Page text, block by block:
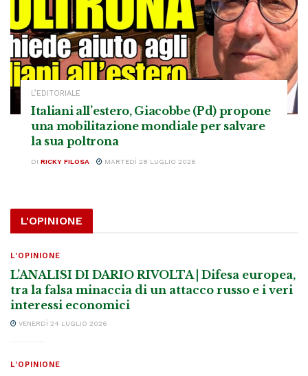
L’EDITORIALE
Italiani all’estero, Giacobbe (Pd) propone
una mobilitazione mondiale per salvare
la sua poltrona
DI RICKY FILOSA MARTEDÌ 28 LUGLIO 2026
L'OPINIONE
L'OPINIONE
L’ANALISI DI DARIO RIVOLTA | Difesa europea,
tra la falsa minaccia di un attacco russo e i veri
interessi economici
VENERDÌ 24 LUGLIO 2026
L'OPINIONE